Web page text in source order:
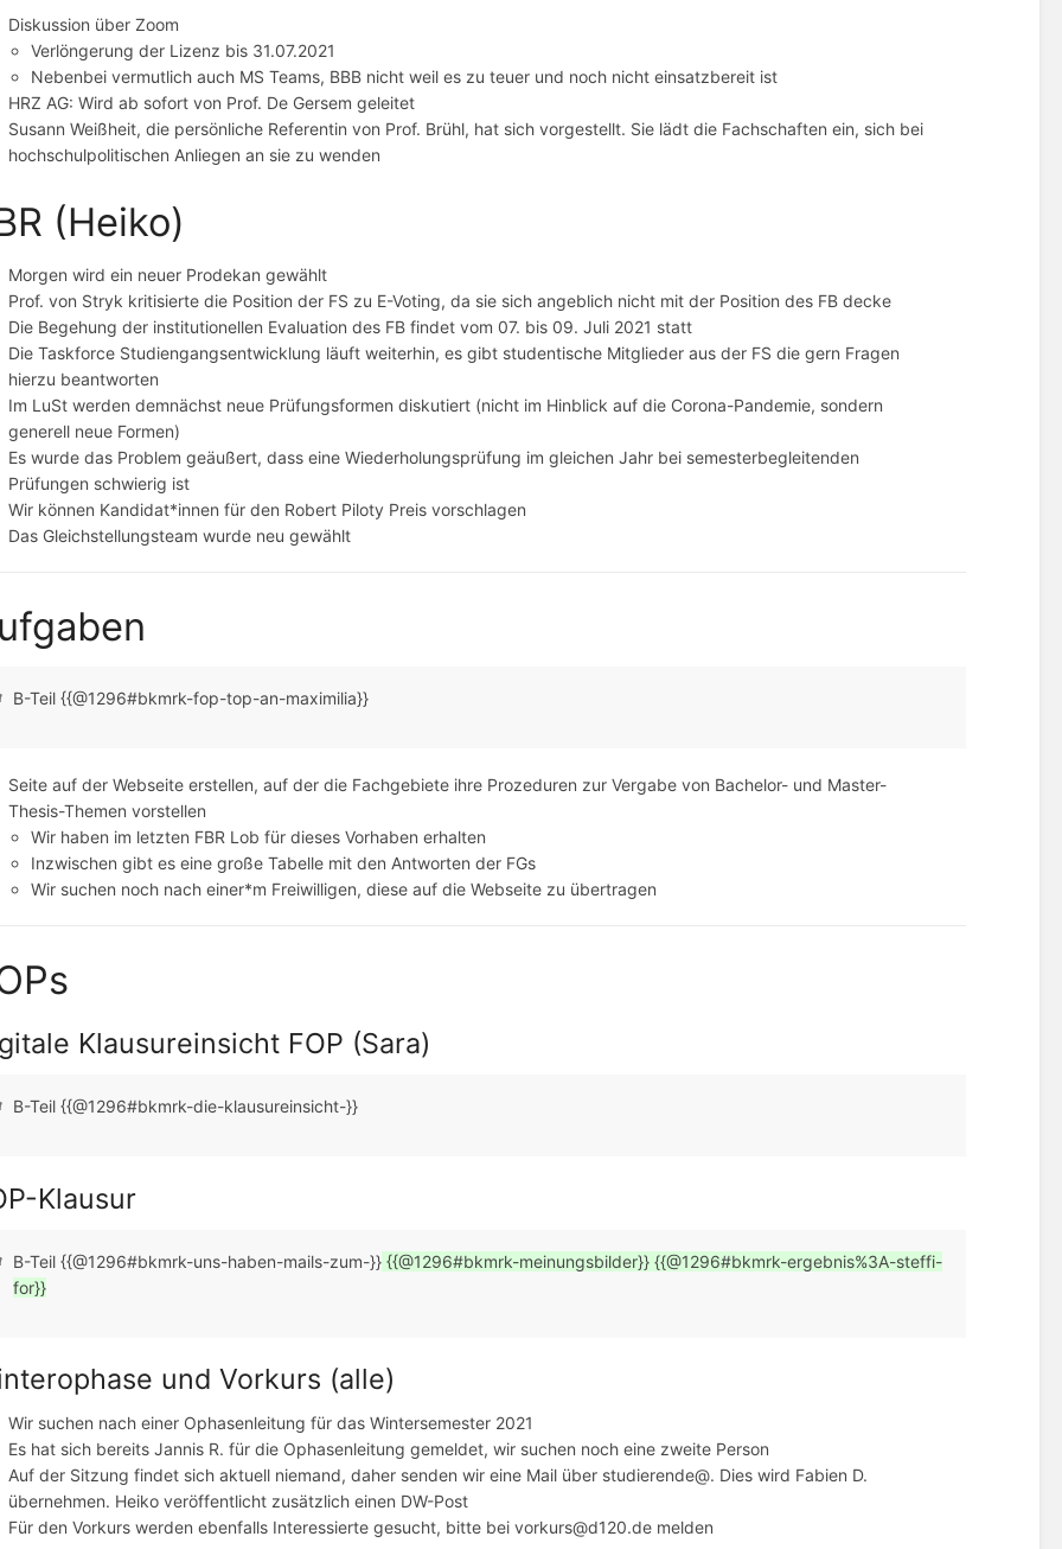
Diskussion über Zoom
Verlöngerung der Lizenz bis 31.07.2021
Nebenbei vermutlich auch MS Teams, BBB nicht weil es zu teuer und noch nicht einsatzbereit ist
HRZ AG: Wird ab sofort von Prof. De Gersem geleitet
Susann Weißheit, die persönliche Referentin von Prof. Brühl, hat sich vorgestellt. Sie lädt die Fachschaften ein, sich bei
hochschulpolitischen Anliegen an sie zu wenden
(Heiko)
Morgen wird ein neuer Prodekan gewählt
Prof. von Stryk kritisierte die Position der FS zu E-Voting, da sie sich angeblich nicht mit der Position des FB decke
Die Begehung der institutionellen Evaluation des FB findet vom 07. bis 09. Juli 2021 statt
Die Taskforce Studiengangsentwicklung läuft weiterhin, es gibt studentische Mitglieder aus der FS die gern Fragen
hierzu beantworten
Im LuSt werden demnächst neue Prüfungsformen diskutiert (nicht im Hinblick auf die Corona-Pandemie, sondern
generell neue Formen)
Es wurde das Problem geäußert, dass eine Wiederholungsprüfung im gleichen Jahr bei semesterbegleitenden
Prüfungen schwierig ist
Wir können Kandidat*innen für den Robert Piloty Preis vorschlagen
Das Gleichstellungsteam wurde neu gewählt
B-Teil {{@1296#bkmrk-fop-top-an-maximilia}}
Seite auf der Webseite erstellen, auf der die Fachgebiete ihre Prozeduren zur Vergabe von Bachelor- und Master-
Thesis-Themen vorstellen
Wir haben im letzten FBR Lob für dieses Vorhaben erhalten
Inzwischen gibt es eine große Tabelle mit den Antworten der FGs
Wir suchen noch nach einer*m Freiwilligen, diese auf die Webseite zu übertragen
Klausureinsicht FOP (Sara)
B-Teil {{@1296#bkmrk-die-klausureinsicht-}}
Klausur
B-Teil {{@1296#bkmrk-uns-haben-mails-zum-}} {{@1296#bkmrk-meinungsbilder}} {{@1296#bkmrk-ergebnis%3A-steffi-
for}}
und Vorkurs (alle)
Wir suchen nach einer Ophasenleitung für das Wintersemester 2021
Es hat sich bereits Jannis R. für die Ophasenleitung gemeldet, wir suchen noch eine zweite Person
Auf der Sitzung findet sich aktuell niemand, daher senden wir eine Mail über studierende@. Dies wird Fabien D.
übernehmen. Heiko veröffentlicht zusätzlich einen DW-Post
Für den Vorkurs werden ebenfalls Interessierte gesucht, bitte bei vorkurs@d120.de melden